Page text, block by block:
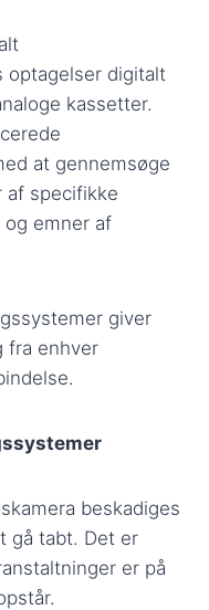
optagelser digitalt
kassetter.
at gennemsøge
af specifikke
emner af
giver
fra enhver
beskadiges
gå tabt. Det er
er på